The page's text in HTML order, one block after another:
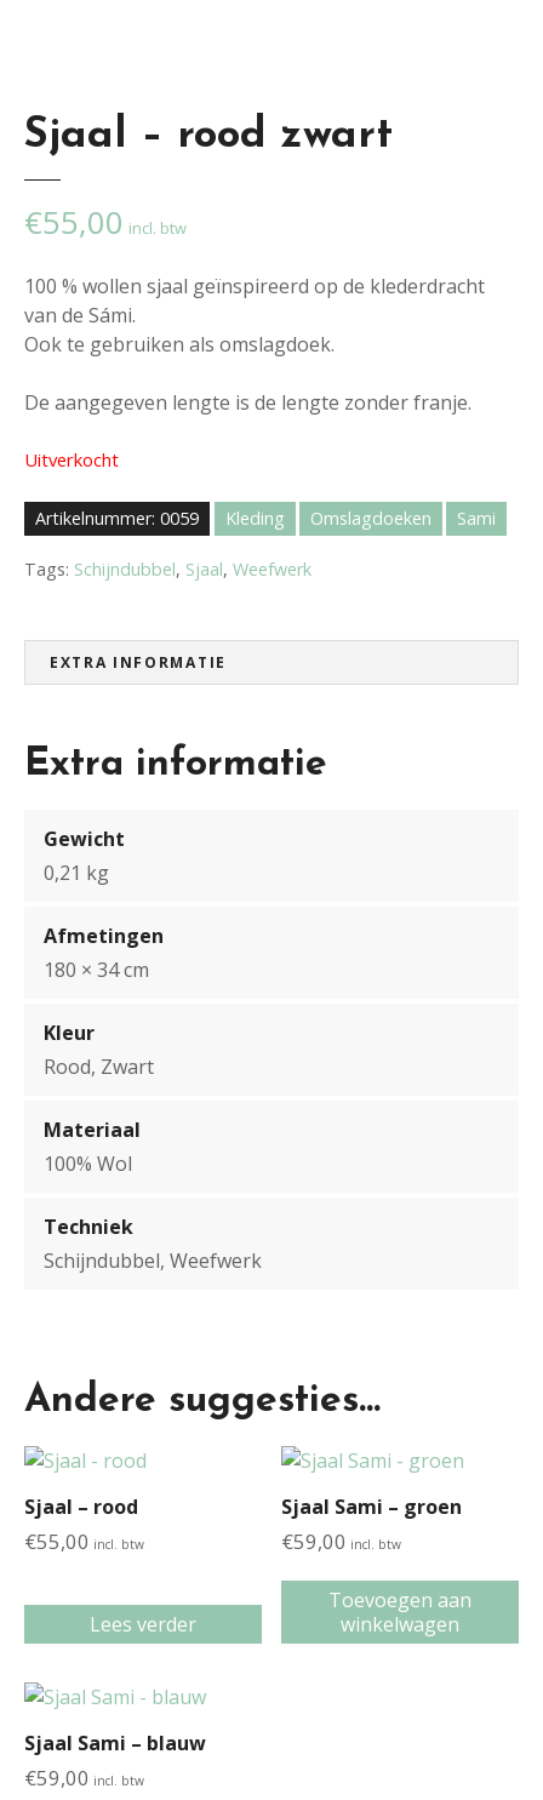
Sjaal – rood zwart
€55,00 incl. btw
100 % wollen sjaal geïnspireerd op de klederdracht
van de Sámi.
Ook te gebruiken als omslagdoek.
De aangegeven lengte is de lengte zonder franje.
Uitverkocht
Artikelnummer: 0059 Kleding Omslagdoeken Sami
Tags: Schijndubbel, Sjaal, Weefwerk
EXTRA INFORMATIE
Extra informatie
Gewicht
0,21 kg
Afmetingen
180 × 34 cm
Kleur
Rood, Zwart
Materiaal
100% Wol
Techniek
Schijndubbel, Weefwerk
Andere suggesties…
Sjaal – rood
€55,00 incl. btw
Lees verder
Sjaal Sami – groen
€59,00 incl. btw
Toevoegen aan
winkelwagen
Sjaal Sami – blauw
€59,00 incl. btw